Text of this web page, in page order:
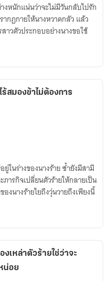
หนักแน่นว่าจะไม่มีวันกลับไปรัก
ากฏกายให้นางหวาดกลัว แล้ว
าวตัวประกอบอย่างนางขอใช้
สมองข้าไม่ต้องการ
ในร่างของนางร้าย ซ้ำยังมีสามี
ภารกิจเปลี่ยนตัวร้ายให้กลายเป็น
งนางร้ายไยถึงวุ่นวายถึงเพียงนี้
เหล่าตัวร้ายใช่ว่าจะ
น่อย